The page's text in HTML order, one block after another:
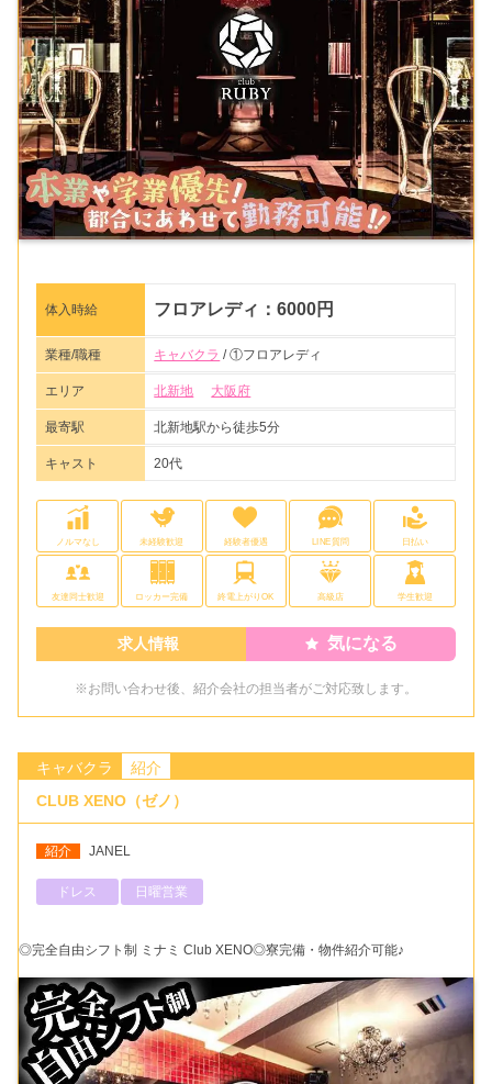
体入時給 フロアレディ：6000円
業種/職種 キャバクラ / ①フロアレディ
エリア 北新地 大阪府
最寄駅 北新地駅から徒歩5分
キャスト 20代
ノルマなし 未経験歓迎 経験者優遇 LINE質問 日払い
友達同士歓迎 ロッカー完備 終電上がりOK 高級店 学生歓迎
求人情報 気になる
※お問い合わせ後、紹介会社の担当者がご対応致します。
キャバクラ
紹介
CLUB XENO（ゼノ）
紹介 JANEL
ドレス 日曜営業
◎完全自由シフト制 ミナミ Club XENO◎寮完備・物件紹介可能♪